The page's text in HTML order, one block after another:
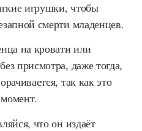
игрушки, чтобы
смерти младенцев.
на кровати или
присмотра, даже тогда,
так как это
что он издаёт